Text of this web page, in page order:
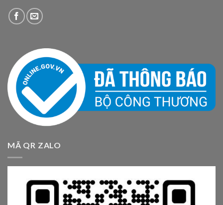
MÃ QR ZALO